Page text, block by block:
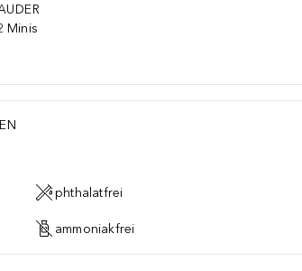
Minis
phthalatfrei
ammoniakfrei